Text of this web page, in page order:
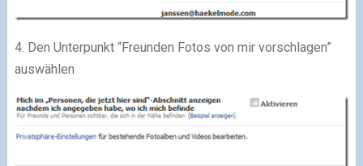
4. Den Unterpunkt “Freunden Fotos von mir vorschlagen”
auswählen